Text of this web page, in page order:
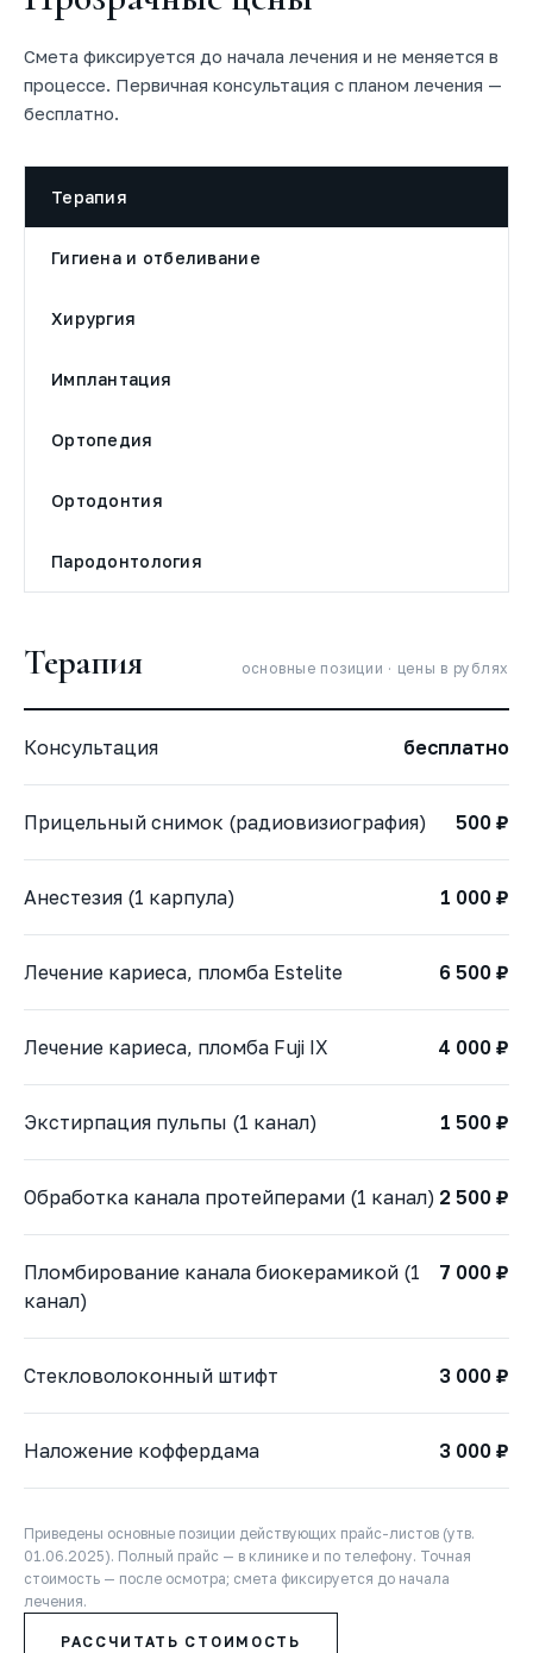
Смета фиксируется до начала лечения и не меняется в
процессе. Первичная консультация с планом лечения —
бесплатно.
Терапия
Гигиена и отбеливание
Хирургия
Имплантация
Ортопедия
Ортодонтия
Пародонтология
Терапия основные позиции · цены в рублях
Консультация бесплатно
Прицельный снимок (радиовизиография) 500 ₽
Анестезия (1 карпула) 1 000 ₽
Лечение кариеса, пломба Estelite 6 500 ₽
Лечение кариеса, пломба Fuji IX 4 000 ₽
Экстирпация пульпы (1 канал) 1 500 ₽
Обработка канала протейперами (1 канал) 2 500 ₽
Пломбирование канала биокерамикой (1
канал)
7 000 ₽
Стекловолоконный штифт 3 000 ₽
Наложение коффердама 3 000 ₽
Приведены основные позиции действующих прайс-листов (утв.
01.06.2025). Полный прайс — в клинике и по телефону. Точная
стоимость — после осмотра; смета фиксируется до начала
лечения.
РАССЧИТАТЬ СТОИМОСТЬ